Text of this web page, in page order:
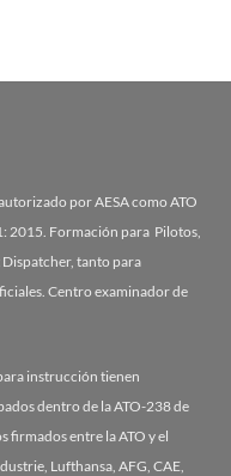
por AESA como ATO
2015. Formación para Pilotos,
Dispatcher, tanto para
Centro examinador de
instrucción tienen
dentro de la ATO-238 de
firmados entre la ATO y el
Lufthansa, AFG, CAE,